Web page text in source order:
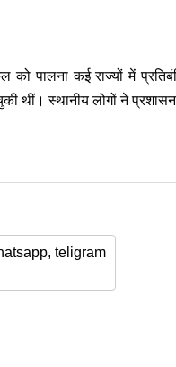
को पालना कई राज्यों में
थीं। स्थानीय लोगों ने
teligram